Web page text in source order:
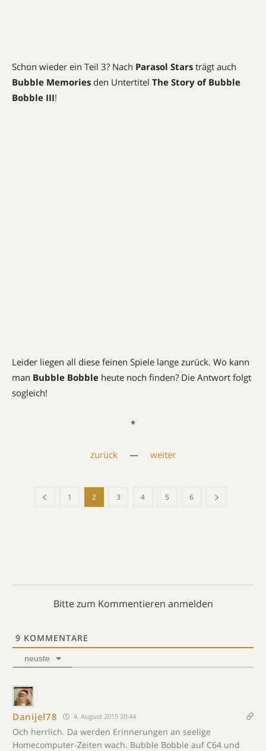
Schon wieder ein Teil 3? Nach Parasol Stars trägt auch
Bubble Memories den Untertitel The Story of Bubble
Bobble III!
Leider liegen all diese feinen Spiele lange zurück. Wo kann
man Bubble Bobble heute noch finden? Die Antwort folgt
sogleich!
*
zurück — weiter
1 2 3 4 5 6
Bitte zum Kommentieren anmelden
9 KOMMENTARE
neuste
Danijel78 4. August 2015 20:44
Och herrlich. Da werden Erinnerungen an seelige
Homecomputer-Zeiten wach. Bubble Bobble auf C64 und